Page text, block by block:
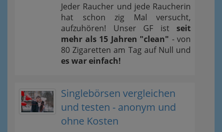
Jeder Raucher und jede Raucherin
hat schon zig Mal versucht,
aufzuhören! Unser GF ist seit
mehr als 15 Jahren "clean" - von
80 Zigaretten am Tag auf Null und
es war einfach!
Singlebörsen vergleichen
und testen - anonym und
ohne Kosten